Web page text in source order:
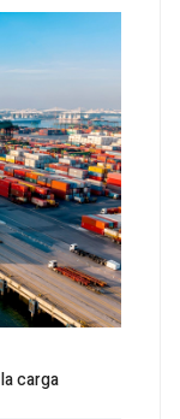
carga